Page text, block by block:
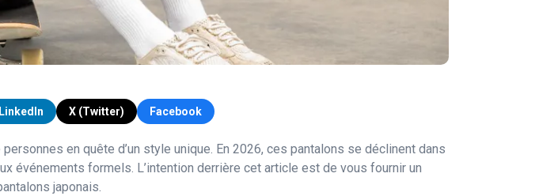
LinkedIn X (Twitter) Facebook
en quête d’un style unique. En 2026, ces pantalons se déclinent dans
événements formels. L’intention derrière cet article est de vous fournir un
japonais.